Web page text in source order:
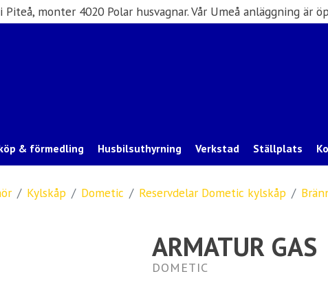
Piteå, monter 4020 Polar husvagnar. Vår Umeå anläggning är
& förmedling Husbilsuthyrning Verkstad Ställplats
Kylskåp Dometic Reservdelar Dometic kylskåp
ARMATUR GAS
DOMETIC